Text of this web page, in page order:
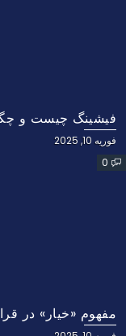
فیشینگ چیست و
فوریه 10, 2025
0
مفهوم «خیار» در